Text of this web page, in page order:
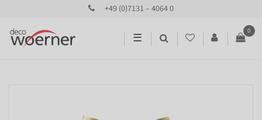
+49 (0)7131 – 4064 0
☰
0